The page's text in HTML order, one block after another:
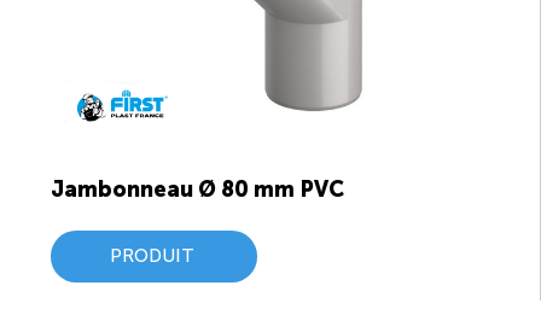
Jambonneau Ø 80 mm PVC
PRODUIT